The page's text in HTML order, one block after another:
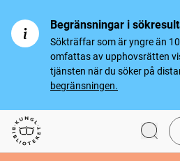
Begränsningar i
Sökträffar som är yngre än
omfattas av upphovsrätten
tjänsten när du söker på
begränsningen.
Svenska tidningar